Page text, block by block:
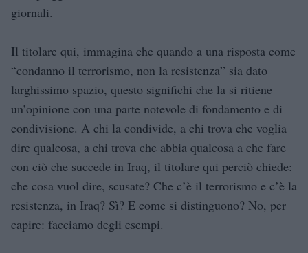
giornali.
Il titolare qui, immagina che quando a una risposta come
“condanno il terrorismo, non la resistenza” sia dato
larghissimo spazio, questo significhi che la si ritiene
un’opinione con una parte notevole di fondamento e di
condivisione. A chi la condivide, a chi trova che voglia
dire qualcosa, a chi trova che abbia qualcosa a che fare
con ciò che succede in Iraq, il titolare qui perciò chiede:
che cosa vuol dire, scusate? Che c’è il terrorismo e c’è la
resistenza, in Iraq? Sì? E come si distinguono? No, per
capire: facciamo degli esempi.